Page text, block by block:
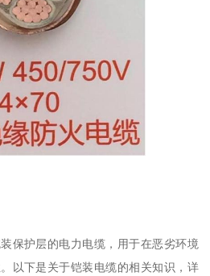
保护层的电力电缆，用于在恶劣环境
以下是关于铠装电缆的相关知识，详